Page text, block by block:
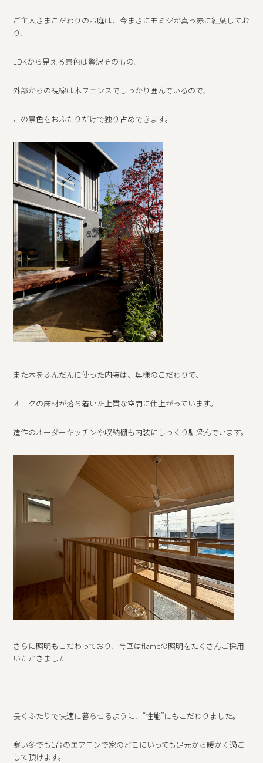
ご主人さまこだわりのお庭は、今まさにモミジが真っ赤に紅葉してお
り、
LDKから見える景色は贅沢そのもの。
外部からの視線は木フェンスでしっかり囲んでいるので、
この景色をおふたりだけで独り占めできます。
また木をふんだんに使った内装は、奥様のこだわりで、
オークの床材が落ち着いた上質な空間に仕上がっています。
造作のオーダーキッチンや収納棚も内装にしっくり馴染んでいます。
さらに照明もこだわっており、今回はflameの照明をたくさんご採用
いただきました！
長くふたりで快適に暮らせるように、“性能”にもこだわりました。
寒い冬でも1台のエアコンで家のどこにいっても足元から暖かく過ご
して頂けます。